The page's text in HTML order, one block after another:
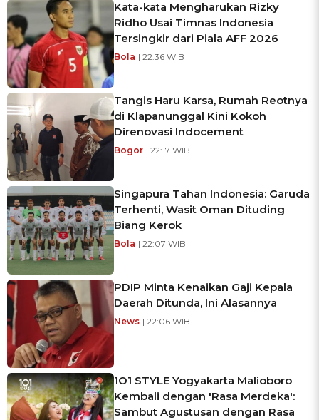
Kata-kata Mengharukan Rizky
Ridho Usai Timnas Indonesia
Tersingkir dari Piala AFF 2026
Bola | 22:36 WIB
Tangis Haru Karsa, Rumah Reotnya
di Klapanunggal Kini Kokoh
Direnovasi Indocement
Bogor | 22:17 WIB
Singapura Tahan Indonesia: Garuda
Terhenti, Wasit Oman Dituding
Biang Kerok
Bola | 22:07 WIB
PDIP Minta Kenaikan Gaji Kepala
Daerah Ditunda, Ini Alasannya
News | 22:06 WIB
1O1 STYLE Yogyakarta Malioboro
Kembali dengan 'Rasa Merdeka':
Sambut Agustusan dengan Rasa